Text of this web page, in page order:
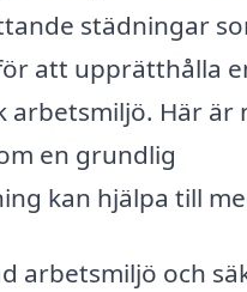
städningar
att upprätthålla
arbetsmiljö. Här är
en grundlig
kan hjälpa till
arbetsmiljö och